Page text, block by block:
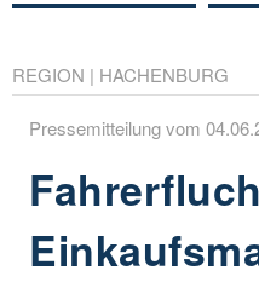
REGION | HACHENBURG
Pressemitteilung vom